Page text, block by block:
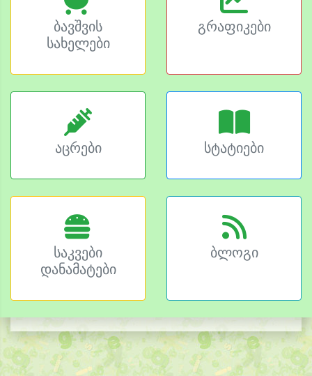
ბავშვის
სახელები
გრაფიკები
აცრები სტატიები
საკვები
დანამატები
ბლოგი